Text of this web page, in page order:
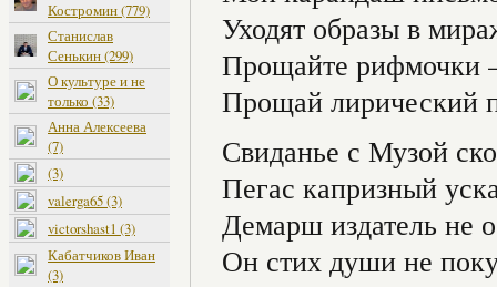
Костромин (779)
Станислав
Сенькин (299)
О культуре и не
только (33)
Анна Алексеева
(7)
(3)
valerga65 (3)
victorshast1 (3)
Кабатчиков Иван
(3)
Уходят образы в
Прощайте рифмочки
Прощай лирический
Свиданье с Музой
Пегас капризный
Демарш издатель не
Он стих души не